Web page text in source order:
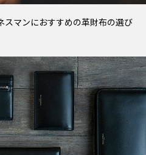
スマンにおすすめの革財布の選び